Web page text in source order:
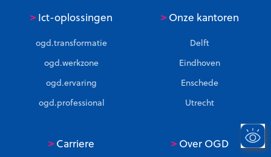
>Ict-oplossingen
ogd.transformatie
ogd.werkzone
ogd.ervaring
ogd.professional
>Onze kantoren
Delft
Eindhoven
Enschede
Utrecht
>Carriere >Over OGD